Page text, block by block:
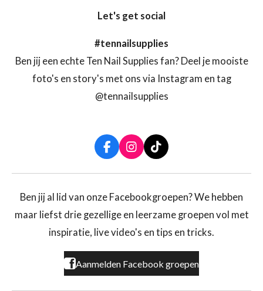
Let's get social
#tennailsupplies
Ben jij een echte Ten Nail Supplies fan? Deel je mooiste
foto's en story's met ons via Instagram en tag
@tennailsupplies
F
a
c
b
o
k
I
n
s
a
r
a
T
i
k
o
Ben jij al lid van onze Facebookgroepen? We hebben
maar liefst drie gezellige en leerzame groepen vol met
inspiratie, live video's en tips en tricks.
Aanmelden Facebook groepen